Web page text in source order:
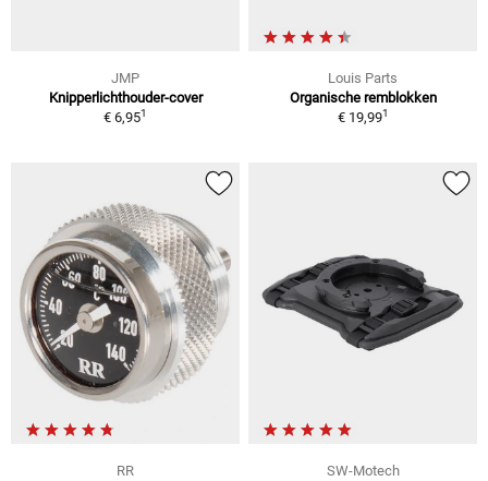
JMP
Knipperlichthouder-cover
€ 6,951
Louis Parts
Organische remblokken
€ 19,991
RR
SW-Motech